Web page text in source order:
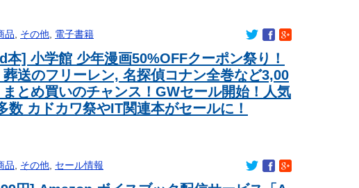
銅メダルはく奪の可能性を報道！韓国が外国人審判団に不適切
恥ずべき状況」←これｗｗｗｗｗ
ちが強いんや？
←いらねぇだろ
ービスも欠かさないｗｗｗｗ
甘やかされる女騎士の姿です。
ぞ！！
品 その他 電子書籍
本] 小学館 少年漫画50%OFFクーポン祭り！
葬送のフリーレン, 名探偵コナン全巻など3,00
とめ買いのチャンス！GWセール開始！人気
数 カドカワ祭やIT関連本がセールに！
品 その他 セール情報